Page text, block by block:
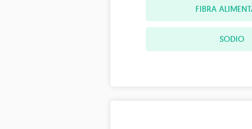
FIBRA
SODIO